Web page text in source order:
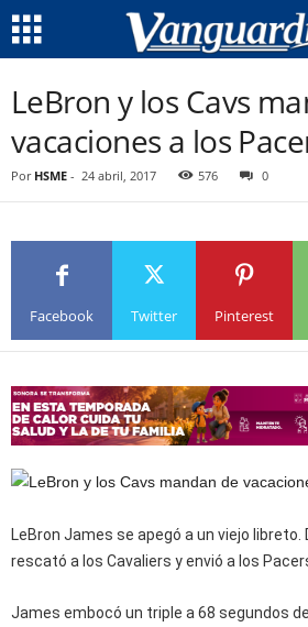
LeBron y los Cavs
vacaciones a los
Por HSME - 24 abril, 2017 576 0
Facebook Twitter Pinterest
LeBron James se apegó a un viejo libreto.
rescató a los Cavaliers y envió a los
James embocó un triple a 68 segundos